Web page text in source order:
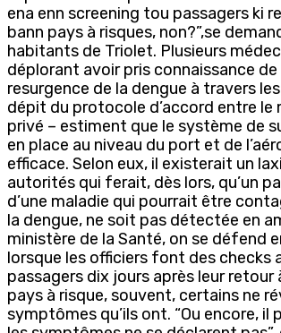
ena enn screening tou passagers ki
bann pays à risques, non?”,se
habitants de Triolet. Plusieurs
déplorant avoir pris connaissance
resurgence de la dengue à travers
dépit du protocole d’accord entre le
privé – estiment que le système de
en place au niveau du port et de
efficace. Selon eux, il existerait un
autorités qui ferait, dès lors, qu’un
d’une maladie qui pourrait être
la dengue, ne soit pas détectée en
ministère de la Santé, on se défend
lorsque les officiers font des checks
passagers dix jours après leur retour
pays à risque, souvent, certains ne
symptômes qu’ils ont. “Ou encore, il